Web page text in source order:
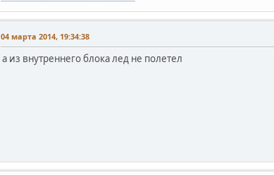
04 марта 2014, 19:34:38
а из внутреннего блока лед не полетел